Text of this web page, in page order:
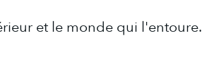
et le monde qui l'entoure.